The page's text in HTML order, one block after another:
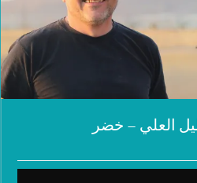
العلي – خضر